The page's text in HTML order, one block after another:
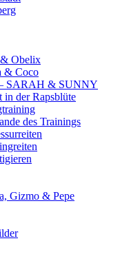
Obelix
& Coco
SARAH & SUNNY
in der Rapsblüte
des Trainings
Gizmo & Pepe